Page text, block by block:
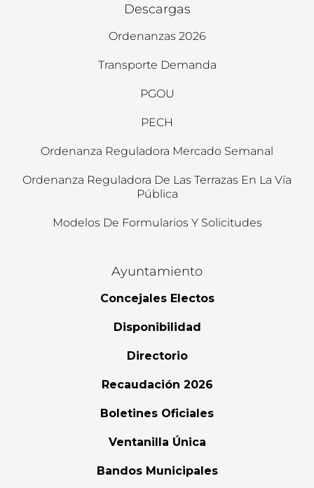
Descargas
Ordenanzas 2026
Transporte Demanda
PGOU
PECH
Ordenanza Reguladora Mercado Semanal
Ordenanza Reguladora De Las Terrazas En La Vía
Pública
Modelos De Formularios Y Solicitudes
Ayuntamiento
Concejales Electos
Disponibilidad
Directorio
Recaudación 2026
Boletines Oficiales
Ventanilla Única
Bandos Municipales